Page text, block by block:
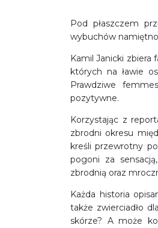
Pod płaszczem
wybuchów
Kamil Janicki zbiera
których na ławie
Prawdziwe
pozytywne.
Korzystając z
zbrodni okresu
kreśli przewrotny
pogoni za
zbrodnią oraz
Każda historia
także zwierciadło
skórze? A może